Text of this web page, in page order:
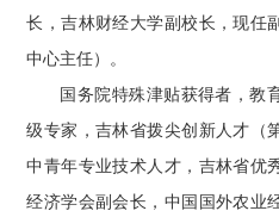
长，吉林财经大学副校长，现任
中心主任）。
国务院特殊津贴获得者，教
级专家，吉林省拨尖创新人才（
中青年专业技术人才，吉林省优
经济学会副会长，中国国外农业